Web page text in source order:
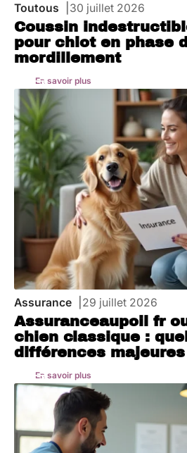
Toutous 30 juillet 2026
Coussin
pour chiot en phase
mordillement
En savoir plus
Assurance 29 juillet 2026
Assuranceaupoil fr
chien classique :
différences majeures
En savoir plus